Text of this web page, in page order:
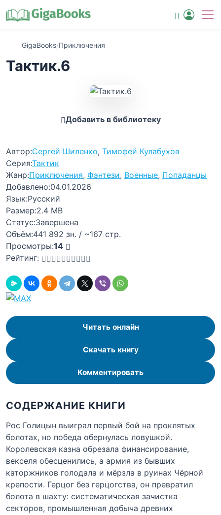
GigaBooks/Приключения
Тактик.6
Добавить в библиотеку
Автор:Сергей Шиленко, Тимофей Кулабухов
Серия:Тактик
Жанр:Приключения, Фэнтези, Военные, Попаданцы
Добавлено:04.01.2026
Язык:Русский
Размер:2.4 MB
Статус:Завершена
Объём:441 892 зн. / ~167 стр.
Просмотры:14
Рейтинг:
Читать онлайн
Скачать книгу
Комментировать
СОДЕРЖАНИЕ КНИГИ
Рос Голицын выиграл первый бой на проклятых
болотах, но победа обернулась ловушкой.
Королевская казна обрезала финансирование,
векселя обесценились, а армия из бывших
каторжников голодала и мёрзла в руинах Чёрной
крепости. Герцог без герцогства, он превратил
болота в шахту: систематическая зачистка
секторов, промышленная добыча древних